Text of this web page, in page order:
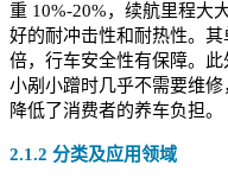
重 10%-20%，续航里程大
好的耐冲击性和耐热性。
倍，行车安全性有保障。
小剐小蹭时几乎不需要维修
降低了消费者的养车负担。
2.1.2 分类及应用领域